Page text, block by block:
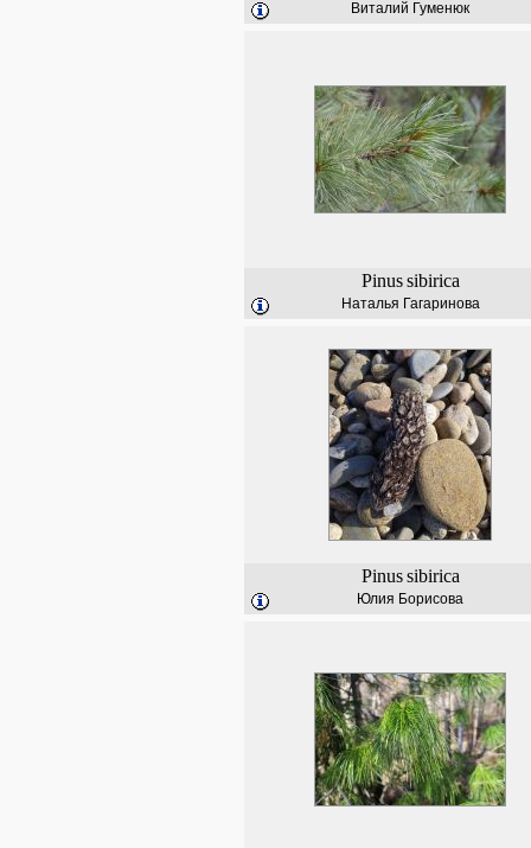
Виталий Гуменюк
Pinus sibirica
Наталья Гагаринова
Pinus sibirica
Юлия Борисова